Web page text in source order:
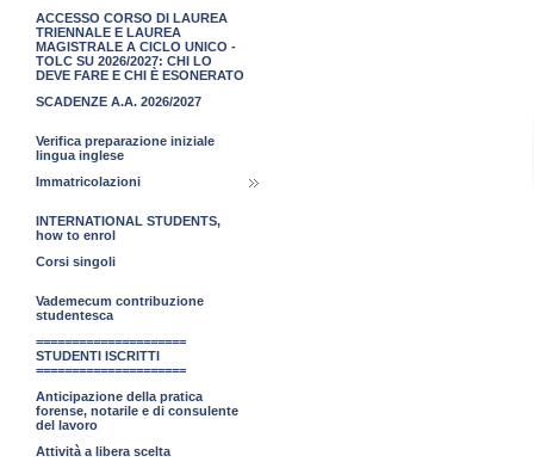
ACCESSO CORSO DI LAUREA
TRIENNALE E LAUREA
MAGISTRALE A CICLO UNICO -
TOLC SU 2026/2027: CHI LO
DEVE FARE E CHI È ESONERATO
SCADENZE A.A. 2026/2027
Verifica preparazione iniziale
lingua inglese
Immatricolazioni
INTERNATIONAL STUDENTS,
how to enrol
Corsi singoli
Vademecum contribuzione
studentesca
=====================
STUDENTI ISCRITTI
=====================
Anticipazione della pratica
forense, notarile e di consulente
del lavoro
Attività a libera scelta